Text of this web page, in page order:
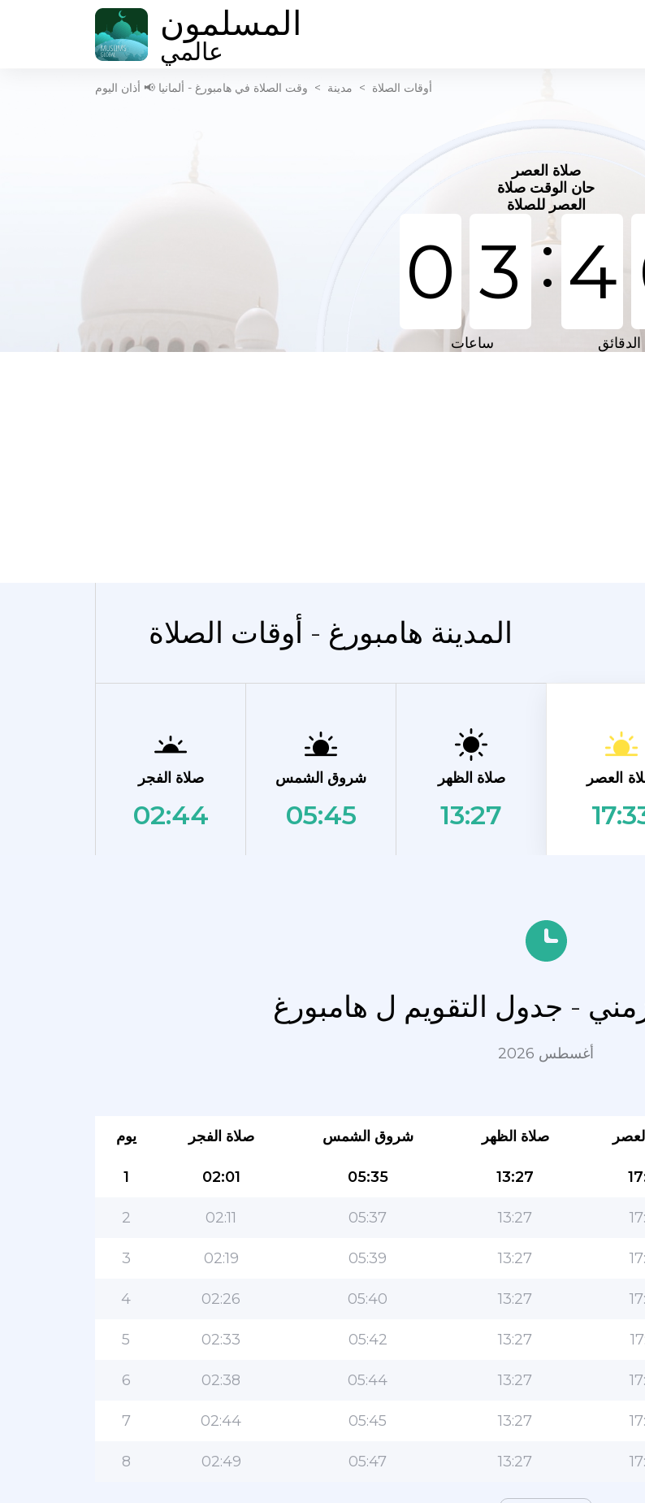
المسلمون
عالمي
أوقات الصلاة > مدينة > وقت الصلاة في هامبورغ - ألمانيا 📢 أذان اليوم
صلاة العصر
حان الوقت صلاة
العصر للصلاة
0 3 :4
ساعات الدقائق
المدينة هامبورغ - أوقات الصلاة
صلاة الفجر
02:44
شروق الشمس
05:45
صلاة الظهر
13:27
العصر
- جدول التقويم ل هامبورغ
أغسطس 2026
يوم صلاة الفجر شروق الشمس صلاة الظهر
1 02:01 05:35 13:27
2 02:11 05:37 13:27
3 02:19 05:39 13:27
4 02:26 05:40 13:27
5 02:33 05:42 13:27
6 02:38 05:44 13:27
7 02:44 05:45 13:27
8 02:49 05:47 13:27
التطبيق الأكثر شعبية للمسلمين!
الإسلامي الشهير لنمط الحياة ، مع ميزات سهلة